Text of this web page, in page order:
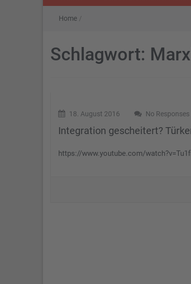
Home /
Schlagwort:
18. August 2016 No Responses
Integration gescheitert?
https://www.youtube.com/